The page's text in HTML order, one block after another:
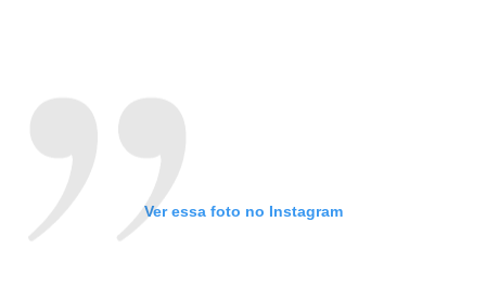
Ver essa foto no Instagram